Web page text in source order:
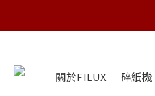
關於FILUX 碎紙機